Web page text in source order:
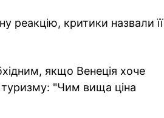
реакцію, критики назвали її
якщо Венеція хоче
"Чим вища ціна